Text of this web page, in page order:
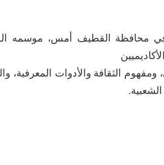
الثقافة والأدوات المعرفية،